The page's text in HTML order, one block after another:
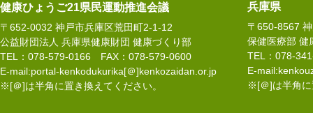
健康ひょうご21県民運動推進会議
〒652-0032 神戸市兵庫区荒田町2-1-12
公益財団法人 兵庫県健康財団 健康づくり部
TEL：078-579-0166 FAX：078-579-0600
E-mail:portal-kenkodukurika[＠]kenkozaidan.or.jp
※[＠]は半角に置き換えてください。
兵庫県
〒650-8567
保健医療部 健
TEL：078-
E-
※[＠]は半角に